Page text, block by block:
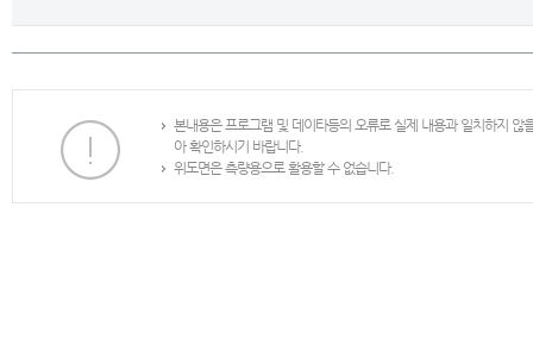
본내용은 프로그램 및 데이타등의 오류로 실제 내용과 일치하지
아 확인하시기 바랍니다.
위도면은 측량용으로 활용할 수 없습니다.